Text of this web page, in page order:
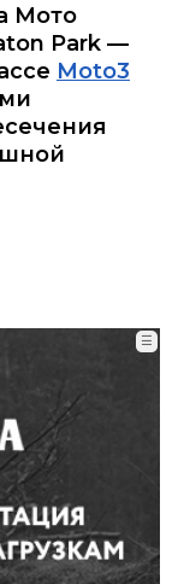
Мото
Park —
Moto3
☰